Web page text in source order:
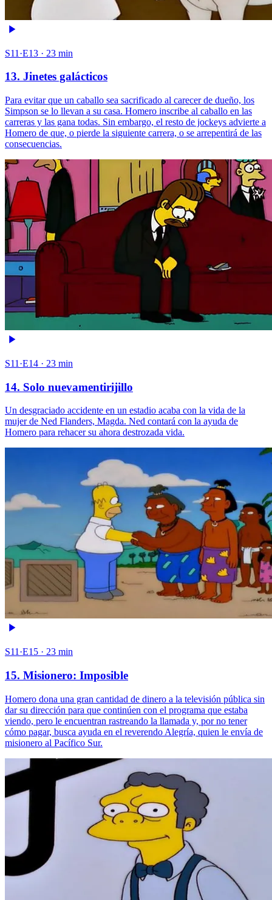
S11·E13 · 23 min
13. Jinetes galácticos
Para evitar que un caballo sea sacrificado al carecer de dueño, los
Simpson se lo llevan a su casa. Homero inscribe al caballo en las
carreras y las gana todas. Sin embargo, el resto de jockeys advierte a
Homero de que, o pierde la siguiente carrera, o se arrepentirá de las
consecuencias.
S11·E14 · 23 min
14. Solo nuevamentirijillo
Un desgraciado accidente en un estadio acaba con la vida de la
mujer de Ned Flanders, Magda. Ned contará con la ayuda de
Homero para rehacer su ahora destrozada vida.
S11·E15 · 23 min
15. Misionero: Imposible
Homero dona una gran cantidad de dinero a la televisión pública sin
dar su dirección para que continúen con el programa que estaba
viendo, pero le encuentran rastreando la llamada y, por no tener
cómo pagar, busca ayuda en el reverendo Alegría, quien le envía de
misionero al Pacífico Sur.